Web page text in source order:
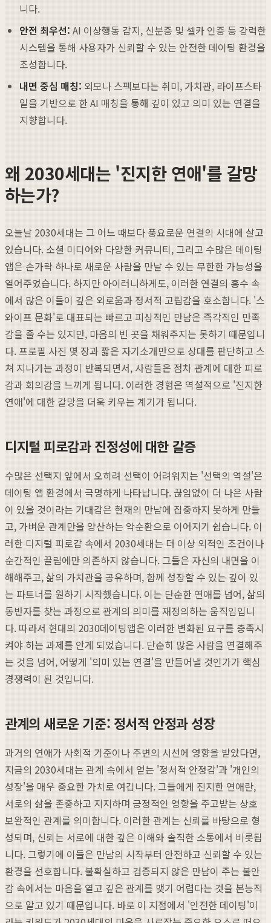
니다.
안전 최우선: AI 이상행동 감지, 신분증 및 셀카 인증 등 강력한
시스템을 통해 사용자가 신뢰할 수 있는 안전한 데이팅 환경을
조성합니다.
내면 중심 매칭: 외모나 스펙보다는 취미, 가치관, 라이프스타
일을 기반으로 한 AI 매칭을 통해 깊이 있고 의미 있는 연결을
지향합니다.
왜 2030세대는 '진지한 연애'를 갈망
하는가?
오늘날 2030세대는 그 어느 때보다 풍요로운 연결의 시대에 살고
있습니다. 소셜 미디어와 다양한 커뮤니티, 그리고 수많은 데이팅
앱은 손가락 하나로 새로운 사람을 만날 수 있는 무한한 가능성을
열어주었습니다. 하지만 아이러니하게도, 이러한 연결의 홍수 속
에서 많은 이들이 깊은 외로움과 정서적 고립감을 호소합니다. '스
와이프 문화'로 대표되는 빠르고 피상적인 만남은 즉각적인 만족
감을 줄 수는 있지만, 마음의 빈 곳을 채워주지는 못하기 때문입니
다. 프로필 사진 몇 장과 짧은 자기소개만으로 상대를 판단하고 스
쳐 지나가는 과정이 반복되면서, 사람들은 점차 관계에 대한 피로
감과 회의감을 느끼게 됩니다. 이러한 경험은 역설적으로 '진지한
연애'에 대한 갈망을 더욱 키우는 계기가 됩니다.
디지털 피로감과 진정성에 대한 갈증
수많은 선택지 앞에서 오히려 선택이 어려워지는 '선택의 역설'은
데이팅 앱 환경에서 극명하게 나타납니다. 끊임없이 더 나은 사람
이 있을 것이라는 기대감은 현재의 만남에 집중하지 못하게 만들
고, 가벼운 관계만을 양산하는 악순환으로 이어지기 쉽습니다. 이
러한 디지털 피로감 속에서 2030세대는 더 이상 외적인 조건이나
순간적인 끌림에만 의존하지 않습니다. 그들은 자신의 내면을 이
해해주고, 삶의 가치관을 공유하며, 함께 성장할 수 있는 깊이 있
는 파트너를 원하기 시작했습니다. 이는 단순한 연애를 넘어, 삶의
동반자를 찾는 과정으로 관계의 의미를 재정의하는 움직임입니
다. 따라서 현대의 2030데이팅앱은 이러한 변화된 요구를 충족시
켜야 하는 과제를 안게 되었습니다. 단순히 많은 사람을 연결해주
는 것을 넘어, 어떻게 '의미 있는 연결'을 만들어낼 것인가가 핵심
경쟁력이 된 것입니다.
관계의 새로운 기준: 정서적 안정과 성장
과거의 연애가 사회적 기준이나 주변의 시선에 영향을 받았다면,
지금의 2030세대는 관계 속에서 얻는 '정서적 안정감'과 '개인의
성장'을 매우 중요한 가치로 여깁니다. 그들에게 진지한 연애란,
서로의 삶을 존중하고 지지하며 긍정적인 영향을 주고받는 상호
보완적인 관계를 의미합니다. 이러한 관계는 신뢰를 바탕으로 형
성되며, 신뢰는 서로에 대한 깊은 이해와 솔직한 소통에서 비롯됩
니다. 그렇기에 이들은 만남의 시작부터 안전하고 신뢰할 수 있는
환경을 선호합니다. 불확실하고 검증되지 않은 만남이 주는 불안
감 속에서는 마음을 열고 깊은 관계를 맺기 어렵다는 것을 본능적
으로 알고 있기 때문입니다. 바로 이 지점에서 '안전한 데이팅'이